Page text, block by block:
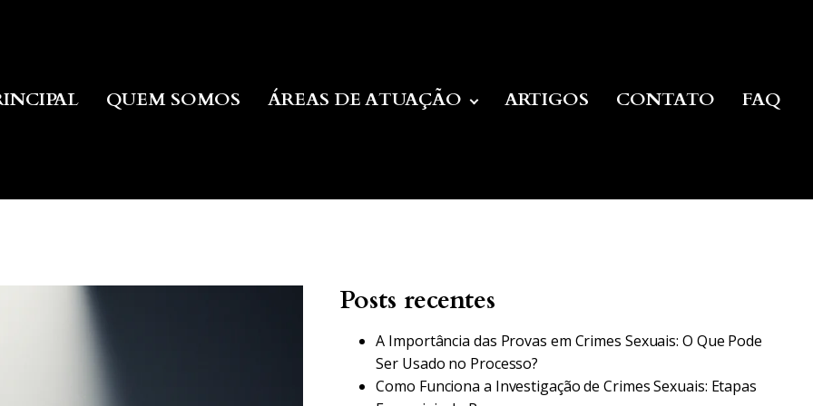
QUEM SOMOS ÁREAS DE ATUAÇÃO ARTIGOS CONTATO FAQ
Posts recentes
A Importância das Provas em Crimes Sexuais: O Que Pode
Ser Usado no Processo?
Como Funciona a Investigação de Crimes Sexuais: Etapas